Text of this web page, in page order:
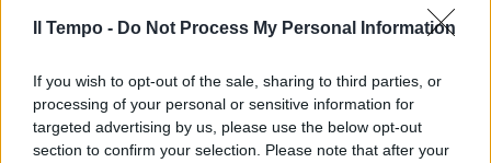
Il Tempo - Do Not Process My Personal Information
If you wish to opt-out of the sale, sharing to third parties, or
processing of your personal or sensitive information for
targeted advertising by us, please use the below opt-out
section to confirm your selection. Please note that after your
In evidenza